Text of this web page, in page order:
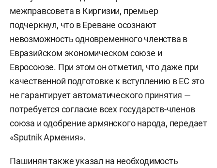
межправсовета в Киргизии, премьер
подчеркнул, что в Ереване осознают
невозможность одновременного членства в
Евразийском экономическом союзе и
Евросоюзе. При этом он отметил, что даже при
качественной подготовке к вступлению в ЕС это
не гарантирует автоматического принятия —
потребуется согласие всех государств-членов
союза и одобрение армянского народа, передает
«Sputnik Армения».
Пашинян также указал на необходимость